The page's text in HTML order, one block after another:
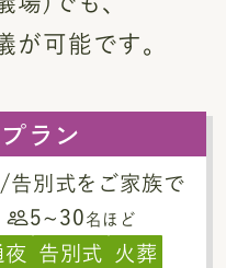
が可能です。
ラン
告別式をご家族で
5~30 名ほど
夜 告別式 火葬